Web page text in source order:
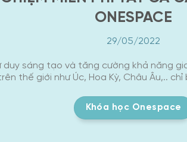
ONESPACE
29/05/2022
sáng tạo và tăng cường khả năng
thế giới như Úc, Hoa Kỳ, Châu Âu,..
Khóa học Onespace